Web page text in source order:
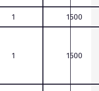
1 1500
1 1500